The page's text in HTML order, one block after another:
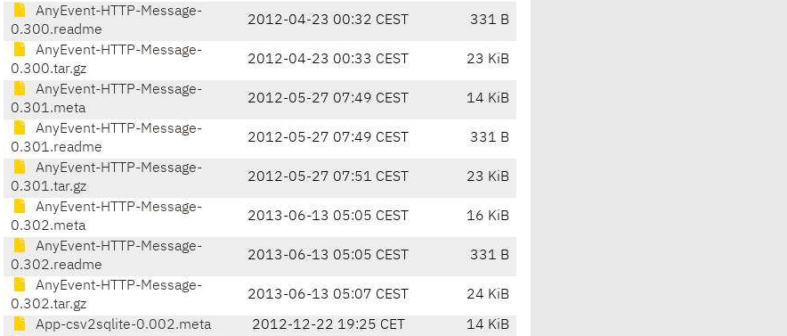
AnyEvent-HTTP-Message-
0.300.readme
2012-04-23 00:32 CEST 331 B
AnyEvent-HTTP-Message-
0.300.tar.gz
2012-04-23 00:33 CEST 23 KiB
AnyEvent-HTTP-Message-
0.301.meta
2012-05-27 07:49 CEST 14 KiB
AnyEvent-HTTP-Message-
0.301.readme
2012-05-27 07:49 CEST 331 B
AnyEvent-HTTP-Message-
0.301.tar.gz
2012-05-27 07:51 CEST 23 KiB
AnyEvent-HTTP-Message-
0.302.meta
2013-06-13 05:05 CEST 16 KiB
AnyEvent-HTTP-Message-
0.302.readme
2013-06-13 05:05 CEST 331 B
AnyEvent-HTTP-Message-
0.302.tar.gz
2013-06-13 05:07 CEST 24 KiB
App-csv2sqlite-0.002.meta 2012-12-22 19:25 CET
14 KiB